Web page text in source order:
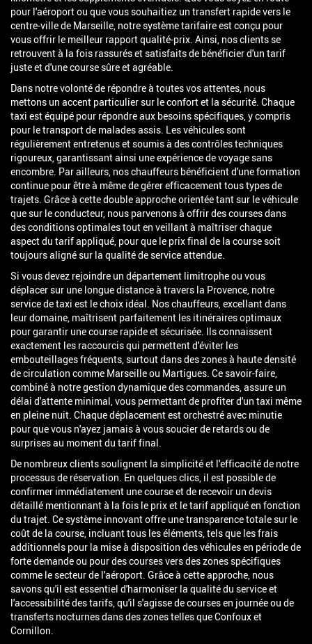
pour l'aéroport ou que vous souhaitiez un transfert rapide vers le
centre-ville de Marseille, notre système tarifaire est conçu pour
vous offrir le meilleur rapport qualité-prix. Ainsi, nos clients se
retrouvent à la fois rassurés et satisfaits de bénéficier d'un tarif
juste et d'une course sûre et agréable.
Dans notre volonté de répondre à toutes vos attentes, nous
mettons un accent particulier sur le confort et la sécurité. Chaque
taxi est équipé pour répondre aux besoins spécifiques, y compris
pour le transport de malades assis. Les véhicules sont
régulièrement entretenus et soumis à des contrôles techniques
rigoureux, garantissant ainsi une expérience de voyage sans
encombre. Par ailleurs, nos chauffeurs bénéficient d'une formation
continue pour être à même de gérer efficacement tous types de
trajets. Grâce à cette double approche orientée tant sur le véhicule
que sur le conducteur, nous parvenons à offrir des courses dans
des conditions optimales tout en veillant à maîtriser chaque
aspect du tarif appliqué, pour que le prix final de la course soit
toujours aligné sur la qualité de service attendue.
Si vous devez rejoindre un département limitrophe ou vous
déplacer sur une longue distance à travers la Provence, notre
service de taxi est le choix idéal. Nos chauffeurs, excellant dans
leur domaine, maîtrisent parfaitement les itinéraires optimaux
pour garantir une course rapide et sécurisée. Ils connaissent
exactement les raccourcis qui permettent d'éviter les
embouteillages fréquents, surtout dans des zones à haute densité
de circulation comme Marseille ou Martigues. Ce savoir-faire,
combiné à notre gestion dynamique des commandes, assure un
délai d'attente minimal, vous permettant de profiter d'un taxi même
en pleine nuit. Chaque déplacement est orchestré avec minutie
pour que vous n'ayez jamais à vous soucier de retards ou de
surprises au moment du tarif final.
De nombreux clients soulignent la simplicité et l'efficacité de notre
processus de réservation. En quelques clics, il est possible de
confirmer immédiatement une course et de recevoir un devis
détaillé mentionnant à la fois le prix et le tarif appliqué en fonction
du trajet. Ce système innovant offre une transparence totale sur le
coût de la course, incluant tous les éléments, tels que les frais
additionnels pour la mise à disposition des véhicules en période de
forte demande ou pour des courses vers des zones spécifiques
comme le secteur de l'aéroport. Grâce à cette approche, nous
savons qu'il est essentiel d'harmoniser la qualité du service et
l'accessibilité des tarifs, qu'il s'agisse de courses en journée ou de
transferts nocturnes dans des zones telles que Confoux et
Cornillon.